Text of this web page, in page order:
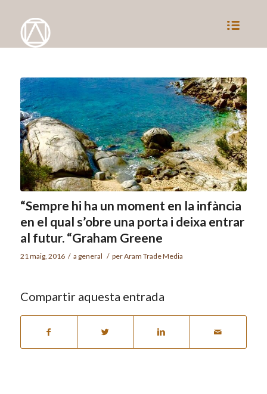
“Sempre hi ha un moment en la infància
en el qual s’obre una porta i deixa entrar
al futur. “Graham Greene
21 maig, 2016 / a general / perAram Trade Media
Compartir aquesta entrada